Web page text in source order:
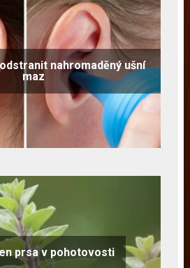
nahromaděný ušní
maz
prsa v pohotovosti